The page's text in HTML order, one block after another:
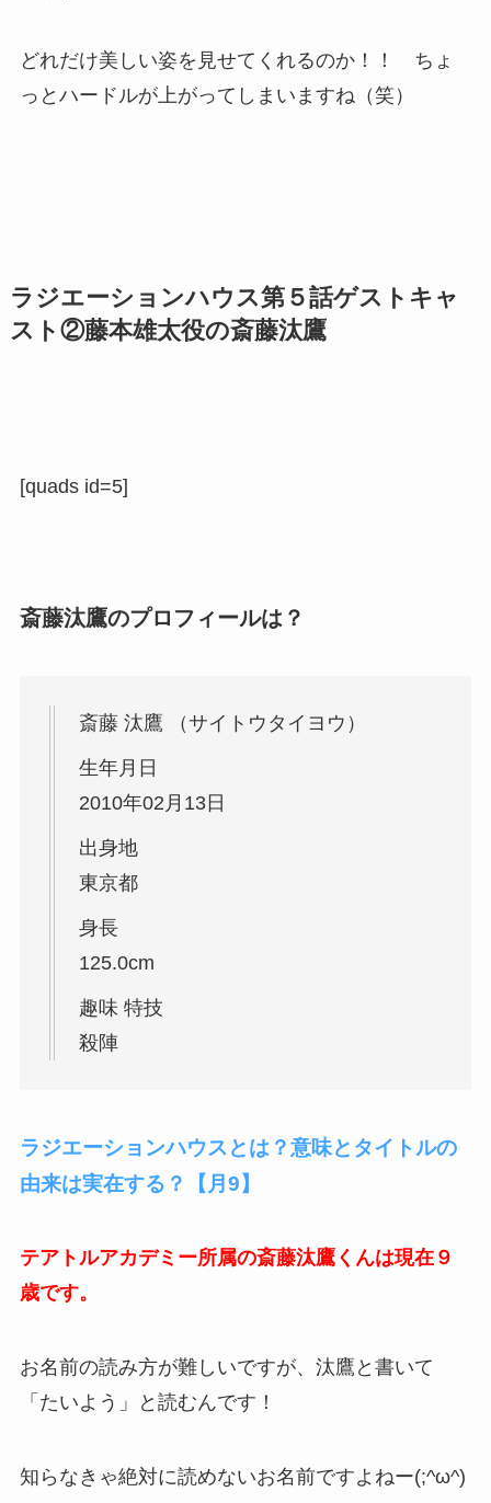
どれだけ美しい姿を見せてくれるのか！！ ちょ
っとハードルが上がってしまいますね（笑）
ラジエーションハウス第５話ゲストキャ
スト②藤本雄太役の斎藤汰鷹
[quads id=5]
斎藤汰鷹のプロフィールは？
斎藤 汰鷹 （サイトウタイヨウ）
生年月日
2010年02月13日
出身地
東京都
身長
125.0cm
趣味 特技
殺陣
ラジエーションハウスとは？意味とタイトルの
由来は実在する？【月9】
テアトルアカデミー所属の斎藤汰鷹くんは現在９
歳です。
お名前の読み方が難しいですが、汰鷹と書いて
「たいよう」と読むんです！
知らなきゃ絶対に読めないお名前ですよねー(;^ω^)